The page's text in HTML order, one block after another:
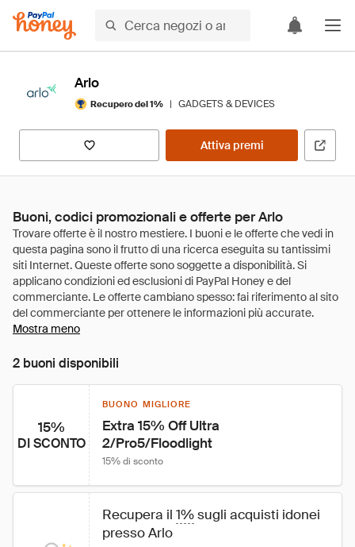
Arlo
Recupero del 1% | GADGETS & DEVICES
Attiva premi
Buoni, codici promozionali e offerte per Arlo
Mostra meno
2 buoni disponibili
15%
DI SCONTO
BUONO MIGLIORE
Extra 15% Off Ultra
2/Pro5/Floodlight
15% di sconto
Recupera il 1% sugli acquisti idonei
presso Arlo